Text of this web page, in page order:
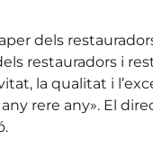
dels
restauradors i
la qualitat i
rere any». El